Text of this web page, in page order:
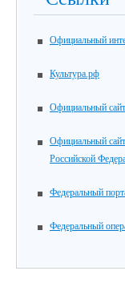
Официальный
Культура.рф
Официальный
Официальный
Российской
Федеральный
Федеральный